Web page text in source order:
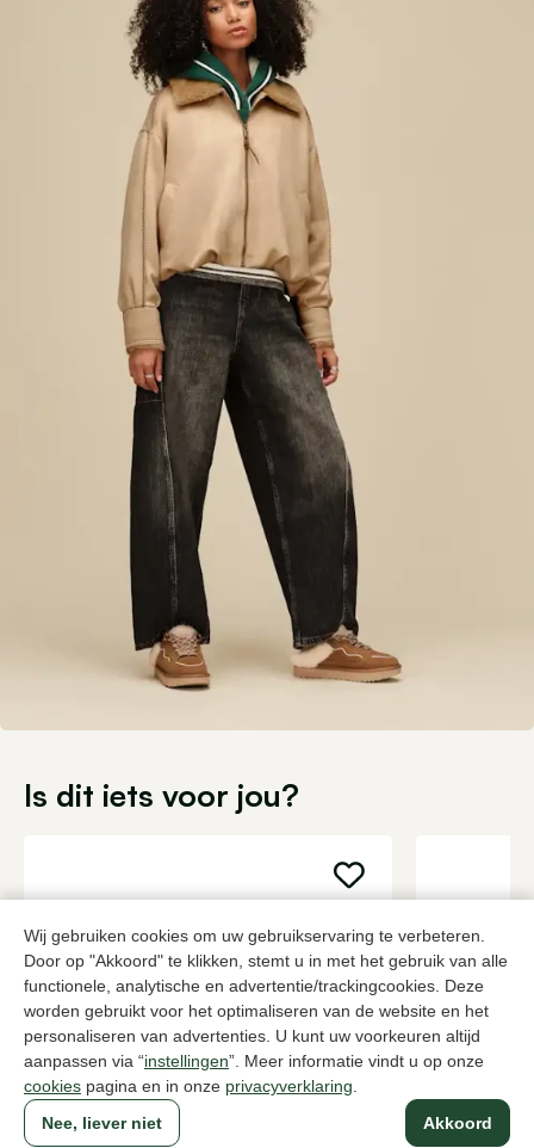
Wij gebruiken cookies om uw gebruikservaring te verbeteren.
Door op "Akkoord" te klikken, stemt u in met het gebruik van alle
functionele, analytische en advertentie/trackingcookies. Deze
worden gebruikt voor het optimaliseren van de website en het
personaliseren van advertenties. U kunt uw voorkeuren altijd
aanpassen via “instellingen”. Meer informatie vindt u op onze
cookies pagina en in onze privacyverklaring
Akkoord
Nee, liever niet
Is dit iets voor jou?
Maripe UGG